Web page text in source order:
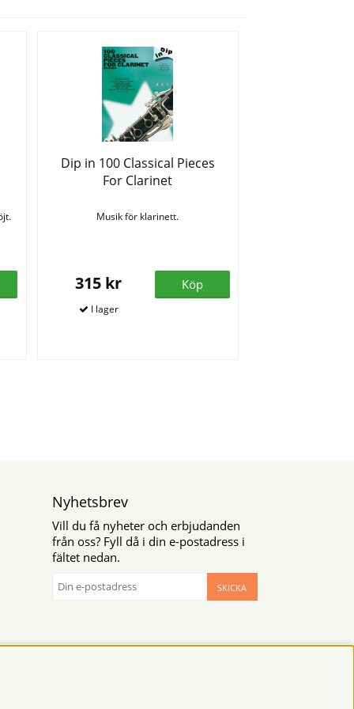
Dip in 100 Classical Pieces
For Clarinet
Musik för klarinett.
315 kr Köp
Nyhetsbrev
Vill du få nyheter och erbjudanden
från oss? Fyll då i din e-postadress i
fältet nedan.
SKICKA